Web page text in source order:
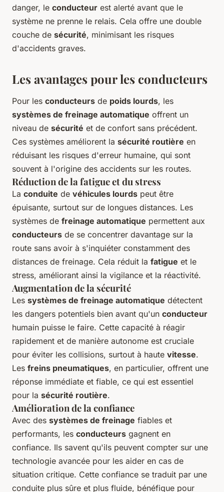
danger, le conducteur est alerté avant que le
système ne prenne le relais. Cela offre une double
couche de sécurité, minimisant les risques
d'accidents graves.
Les avantages pour les conducteurs
Pour les conducteurs de poids lourds, les
systèmes de freinage automatique offrent un
niveau de sécurité et de confort sans précédent.
Ces systèmes améliorent la sécurité routière en
réduisant les risques d'erreur humaine, qui sont
souvent à l'origine des accidents sur les routes.
Réduction de la fatigue et du stress
La conduite de véhicules lourds peut être
épuisante, surtout sur de longues distances. Les
systèmes de freinage automatique permettent aux
conducteurs de se concentrer davantage sur la
route sans avoir à s'inquiéter constamment des
distances de freinage. Cela réduit la fatigue et le
stress, améliorant ainsi la vigilance et la réactivité.
Augmentation de la sécurité
Les systèmes de freinage automatique détectent
les dangers potentiels bien avant qu'un conducteur
humain puisse le faire. Cette capacité à réagir
rapidement et de manière autonome est cruciale
pour éviter les collisions, surtout à haute vitesse.
Les freins pneumatiques, en particulier, offrent une
réponse immédiate et fiable, ce qui est essentiel
pour la sécurité routière.
Amélioration de la confiance
Avec des systèmes de freinage fiables et
performants, les conducteurs gagnent en
confiance. Ils savent qu'ils peuvent compter sur une
technologie avancée pour les aider en cas de
situation critique. Cette confiance se traduit par une
conduite plus sûre et plus fluide, bénéfique pour